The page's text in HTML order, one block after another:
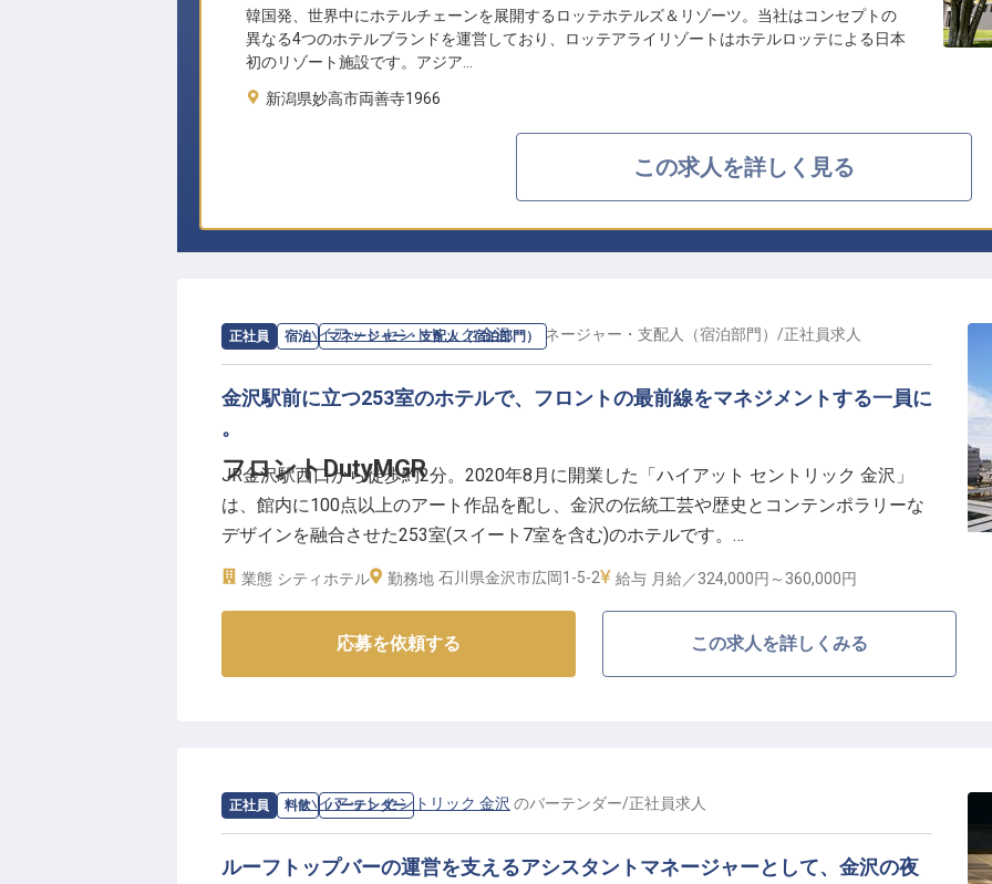
韓国発、世界中にホテルチェーンを展開するロッテホテルズ＆リゾーツ。当社はコンセプトの
異なる4つのホテルブランドを運営しており、ロッテアライリゾートはホテルロッテによる日本
初のリゾート施設です。アジア…
新潟県妙高市両善寺1966
この求人を詳しく見る
正社員 宿泊 マネージャー・支配人（宿泊部門）
フロントDutyMGR
求人情報：ハイアット セントリック 金沢のマネージャー・支配人（宿泊部門） /正社員求人
金沢駅前に立つ253室のホテルで、フロントの最前線をマネジメントする一員に
。
JR金沢駅西口から徒歩約2分。2020年8月に開業した「ハイアット セントリック 金沢」
は、館内に100点以上のアート作品を配し、金沢の伝統工芸や歴史とコンテンポラリーな
デザインを融合させた253室(スイート7室を含む)のホテルです。
ントスタッフの勤務管理や指導、お客様からのご要望・お問い合わせへの対応まで幅広く
担うポジションです。ビジネス英語を活かし、国内外から訪れるお客様との接点を担って
館内には金沢ゆかりのアーティストによる作品が随所に配され、地産食材を使うオールデ
イダイニングやルーフトップバーも備えるホテルです。フロントに立つ一員として、金沢
という土地の魅力をお客様に伝える役割も担います。
業態 シティホテル 勤務地 石川県金沢市広岡1-5-2 給与 月給／324,000円～ 360,000円
応募を依頼する この求人を詳しくみる
正社員 料飲 バーテンダー
求人情報：ハイアット セントリック 金沢 のバーテンダー/正社員求人
ルーフトップバーの運営を支えるアシスタントマネージャーとして、金沢の夜